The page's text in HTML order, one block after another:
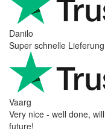
Danilo
Super schnelle
Vaarg
Very nice - well done,
future!